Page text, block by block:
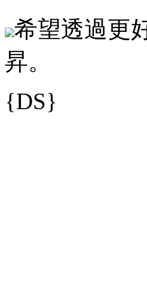
希望透過更
昇。
{DS}